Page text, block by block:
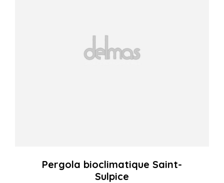
Pergola bioclimatique Saint-
Sulpice